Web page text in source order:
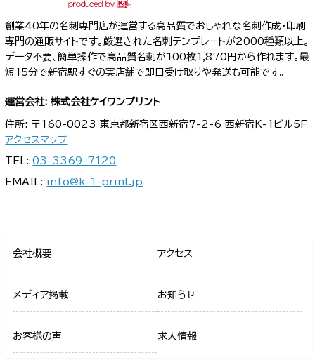
創業40年の名刺専門店が運営する高品質でおしゃれな名刺作成・印刷
専門の通販サイトです。厳選された名刺テンプレートが2000種類以上。
データ不要、簡単操作で高品質名刺が100枚1,870円から作れます。最
短15分で新宿駅すぐの実店舗で即日受け取りや発送も可能です。
運営会社: 株式会社ケイワンプリント
住所: 〒160-0023 東京都新宿区西新宿7-2-6 西新宿K-1ビル5F
アクセスマップ
TEL:03-3369-7120
EMAIL: info@k-1-print.jp
会社概要 アクセス
メディア掲載 お知らせ
お客様の声 求人情報